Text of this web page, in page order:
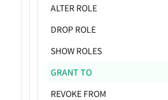
ALTER ROLE
DROP ROLE
SHOW ROLES
GRANT TO
REVOKE FROM